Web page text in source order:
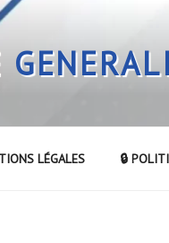
LÉGALES 🔒